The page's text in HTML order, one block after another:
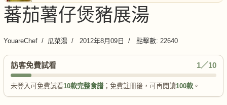
蕃茄薯仔煲豬展湯
YouareChef 瓜菜湯 2012年8月09日 點擊數: 22640
訪客免費試看 1／10
未登入可免費試看10款完整食譜 ；免費註冊後，可再閱讀100款 。